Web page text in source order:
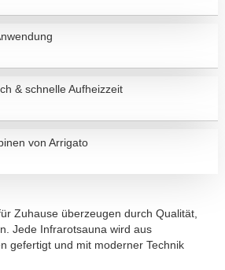
& schnelle Aufheizzeit
von Arrigato
Zuhause überzeugen durch Qualität,
Jede Infrarotsauna wird aus
gefertigt und mit moderner Technik